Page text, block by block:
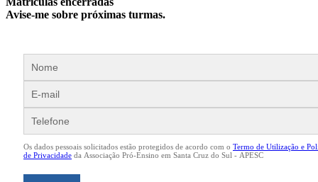
Avise-me sobre próximas turmas.